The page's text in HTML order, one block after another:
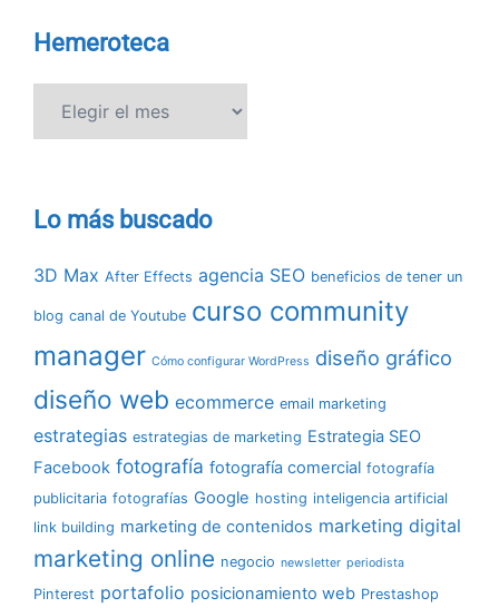
Hemeroteca
Lo más buscado
3D Max After Effects agencia SEO beneficios de tener un
blog canal de Youtube curso community
manager Cómo configurar WordPress diseño gráfico
diseño web ecommerce email marketing
estrategias estrategias de marketing Estrategia SEO
Facebook fotografía fotografía comercial fotografía
publicitaria fotografías Google hosting inteligencia artificial
link building marketing de contenidos marketing digital
marketing online negocio newsletter periodista
Pinterest portafolio posicionamiento web Prestashop